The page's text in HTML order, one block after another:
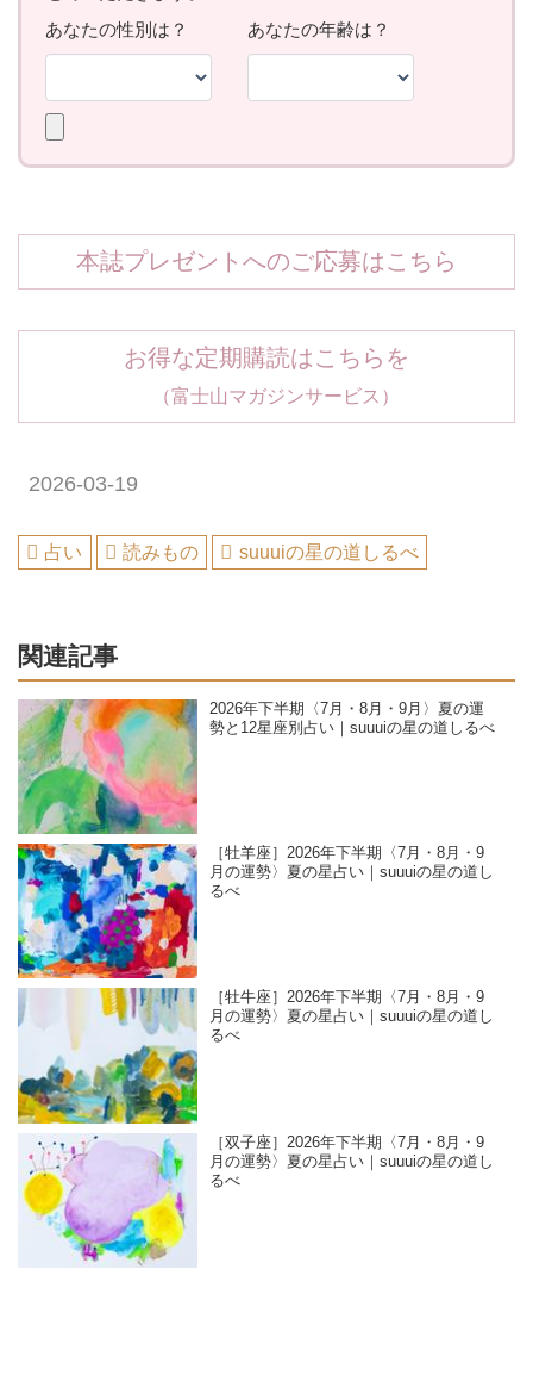
本誌プレゼントへのご応募はこちら
お得な定期購読はこちらを
（富士山マガジンサービス）
2026-03-19
占い 読みもの suuuiの星の道しるべ
関連記事
2026年下半期〈7月・8月・9月〉夏の運
勢と12星座別占い｜suuuiの星の道しるべ
［牡羊座］2026年下半期〈7月・8月・9
月の運勢〉夏の星占い｜suuuiの星の道し
るべ
［牡牛座］2026年下半期〈7月・8月・9
月の運勢〉夏の星占い｜suuuiの星の道し
るべ
［双子座］2026年下半期〈7月・8月・9
月の運勢〉夏の星占い｜suuuiの星の道し
るべ